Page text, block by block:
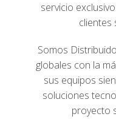
servicio
clientes
Somos
globales con la
sus equipos
soluciones
proyecto